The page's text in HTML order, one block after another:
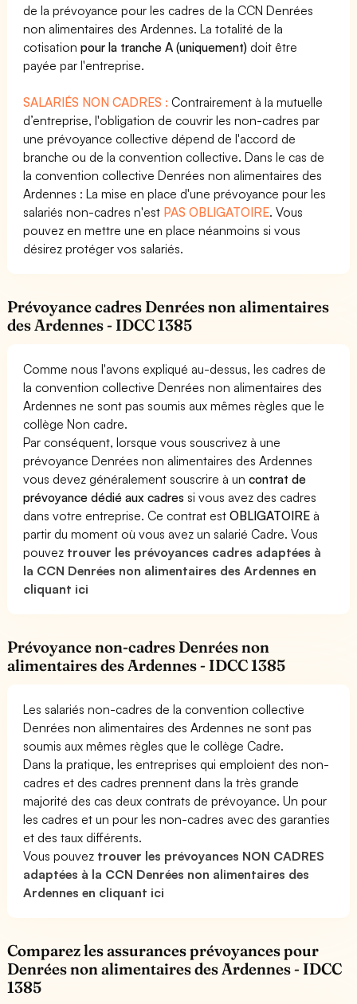
de la prévoyance pour les cadres de la CCN Denrées
non alimentaires des Ardennes. La totalité de la
cotisationpour la tranche A (uniquement) doit être
payée par l'entreprise.
SALARIÉS NON CADRES : Contrairement à la mutuelle
d’entreprise, l'obligation de couvrir les non-cadres par
une prévoyance collective dépend de l'accord de
branche ou de la convention collective. Dans le cas de
la convention collective Denrées non alimentaires des
Ardennes : La mise en place d'une prévoyance pour les
salariés non-cadres n'est PAS OBLIGATOIRE. Vous
pouvez en mettre une en place néanmoins si vous
désirez protéger vos salariés.
Prévoyance cadres Denrées non alimentaires
des Ardennes - IDCC 1385
Comme nous l'avons expliqué au-dessus, les cadres de
la convention collective Denrées non alimentaires des
Ardennes ne sont pas soumis aux mêmes règles que le
collège Non cadre.
Par conséquent, lorsque vous souscrivez à une
prévoyance Denrées non alimentaires des Ardennes
vous devez généralement souscrire à uncontrat de
prévoyance dédié aux cadres si vous avez des cadres
dans votre entreprise. Ce contrat estOBLIGATOIRE à
partir du moment où vous avez un salarié Cadre. Vous
pouvez trouver les prévoyances cadres adaptées à
la CCN Denrées non alimentaires des Ardennes en
cliquant ici
Prévoyance non-cadres Denrées non
alimentaires des Ardennes - IDCC 1385
Les salariés non-cadres de la convention collective
Denrées non alimentaires des Ardennes ne sont pas
soumis aux mêmes règles que le collège Cadre.
Dans la pratique, les entreprises qui emploient des non-
cadres et des cadres prennent dans la très grande
majorité des cas deux contrats de prévoyance. Un pour
les cadres et un pour les non-cadres avec des garanties
et des taux différents.
Vous pouvez trouver les prévoyances NON CADRES
adaptées à la CCN Denrées non alimentaires des
Ardennes en cliquant ici
Comparez les assurances prévoyances pour
Denrées non alimentaires des Ardennes - IDCC
1385